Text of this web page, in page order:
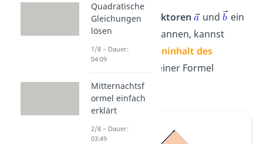
Wennzwei Vektoren und
ein
Dreieck
aufspannen, kannst
du den
Flächeninhalt des
mit einer Formel
bestimmen.
Quadratische
Gleichungen
lösen
1/8 – Dauer:
04:09
Mitternachtsf
ormel einfach
erklärt
2/8 – Dauer:
03:49